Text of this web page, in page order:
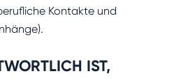
Kontakte und
IST,